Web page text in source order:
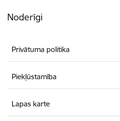
Noderīgi
Privātuma politika
Piekļūstamība
Lapas karte